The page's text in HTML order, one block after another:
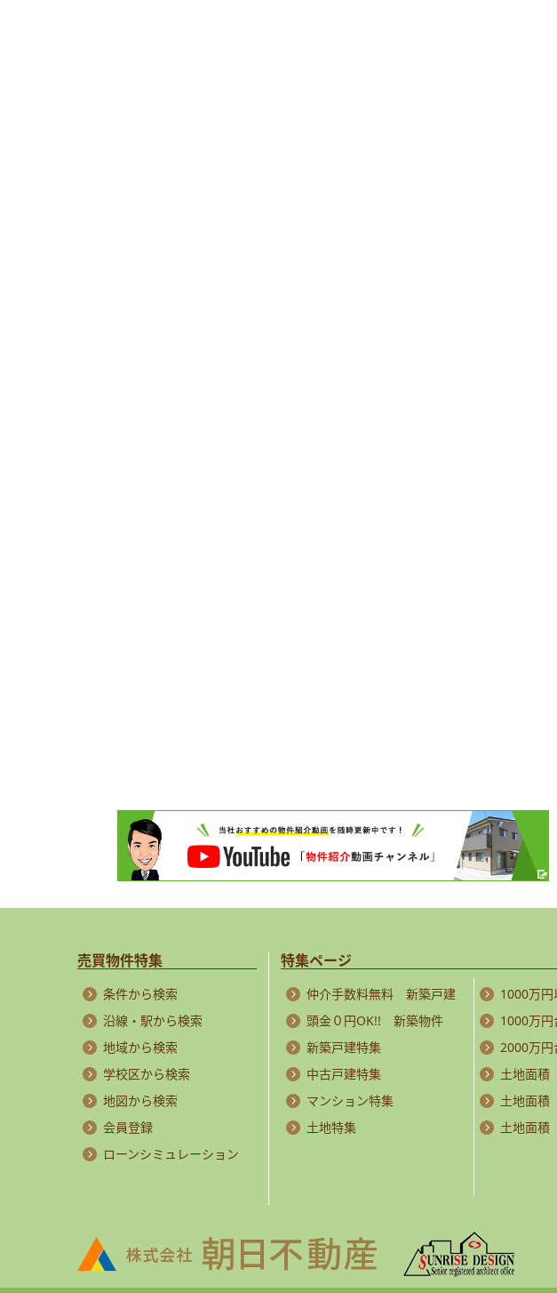
売買物件特集
条件から検索
沿線・駅から検索
地域から検索
学校区から検索
地図から検索
会員登録
ローンシミュレーション
特集ページ
仲介手数料無料 新築戸建
頭金０円OK!! 新築物件
新築戸建特集
中古戸建特集
マンション特集
土地特集
1000万
1000万
2000万
土地面
土地面
土地面